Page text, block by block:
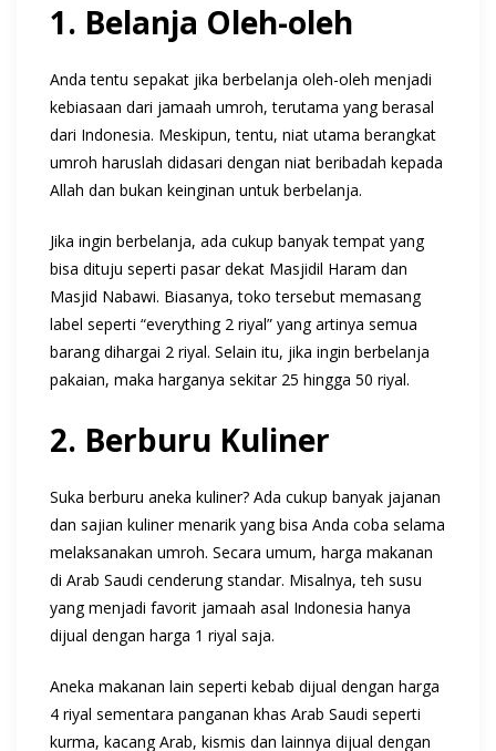
1. Belanja Oleh-oleh
Anda tentu sepakat jika berbelanja oleh-oleh menjadi
kebiasaan dari jamaah umroh, terutama yang berasal
dari Indonesia. Meskipun, tentu, niat utama berangkat
umroh haruslah didasari dengan niat beribadah kepada
Allah dan bukan keinginan untuk berbelanja.
Jika ingin berbelanja, ada cukup banyak tempat yang
bisa dituju seperti pasar dekat Masjidil Haram dan
Masjid Nabawi. Biasanya, toko tersebut memasang
label seperti “everything 2 riyal” yang artinya semua
barang dihargai 2 riyal. Selain itu, jika ingin berbelanja
pakaian, maka harganya sekitar 25 hingga 50 riyal.
2. Berburu Kuliner
Suka berburu aneka kuliner? Ada cukup banyak jajanan
dan sajian kuliner menarik yang bisa Anda coba selama
melaksanakan umroh. Secara umum, harga makanan
di Arab Saudi cenderung standar. Misalnya, teh susu
yang menjadi favorit jamaah asal Indonesia hanya
dijual dengan harga 1 riyal saja.
Aneka makanan lain seperti kebab dijual dengan harga
4 riyal sementara panganan khas Arab Saudi seperti
kurma, kacang Arab, kismis dan lainnya dijual dengan